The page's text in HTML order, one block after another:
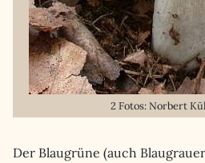
2 Fotos: Norbert
Der Blaugrüne (auch